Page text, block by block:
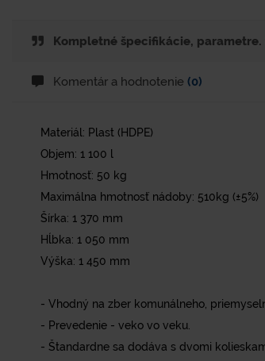
Kompletné špecifikácie,
Komentár a hodnotenie (0)
Materiál: Plast (HDPE)
Objem: 1 100 l
Hmotnosť: 50 kg
Maximálna hmotnosť nádoby: 510kg (±5%)
Šírka: 1 370 mm
Hĺbka: 1 050 mm
Výška: 1 450 mm
- Vhodný na zber komunálneho,
- Prevedenie - veko vo veku.
- Štandardne sa dodáva s dvomi